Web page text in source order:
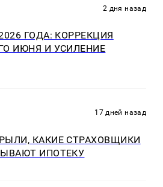
2 дня назад
ГОДА: КОРРЕКЦИЯ
ИЮНЯ И УСИЛЕНИЕ
17 дней назад
КАКИЕ СТРАХОВЩИКИ
ИПОТЕКУ